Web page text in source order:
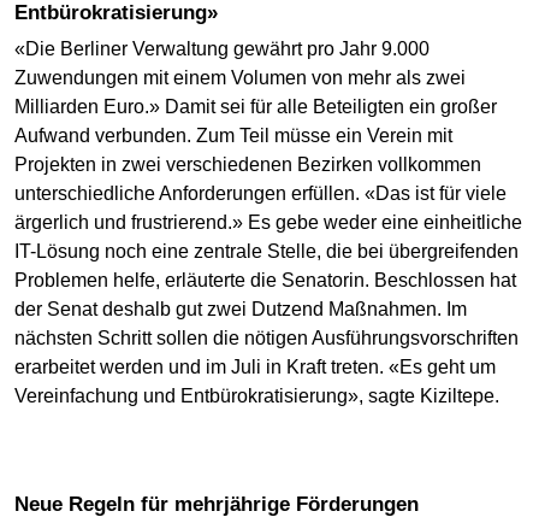
Entbürokratisierung»
«Die Berliner Verwaltung gewährt pro Jahr 9.000
Zuwendungen mit einem Volumen von mehr als zwei
Milliarden Euro.» Damit sei für alle Beteiligten ein großer
Aufwand verbunden. Zum Teil müsse ein Verein mit
Projekten in zwei verschiedenen Bezirken vollkommen
unterschiedliche Anforderungen erfüllen. «Das ist für viele
ärgerlich und frustrierend.» Es gebe weder eine einheitliche
IT-Lösung noch eine zentrale Stelle, die bei übergreifenden
Problemen helfe, erläuterte die Senatorin. Beschlossen hat
der Senat deshalb gut zwei Dutzend Maßnahmen. Im
nächsten Schritt sollen die nötigen Ausführungsvorschriften
erarbeitet werden und im Juli in Kraft treten. «Es geht um
Vereinfachung und Entbürokratisierung», sagte Kiziltepe.
Neue Regeln für mehrjährige Förderungen